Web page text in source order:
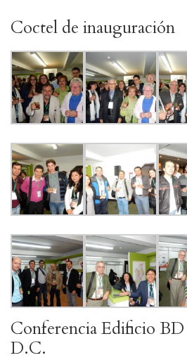
Coctel de inauguración
Conferencia Edificio
D.C.